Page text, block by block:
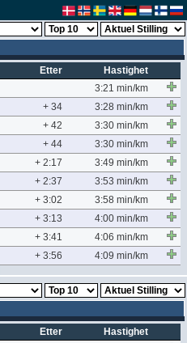
Etter
Hastighet
3:21 min/km
+ 34
3:28 min/km
+ 42
3:30 min/km
+ 44
3:30 min/km
+ 2:17
3:49 min/km
+ 2:37
3:53 min/km
+ 3:02
3:58 min/km
+ 3:13
4:00 min/km
+ 3:41
4:06 min/km
+ 3:56 4:09 min/km
Etter
Hastighet